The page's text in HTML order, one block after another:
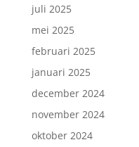
juli 2025
mei 2025
februari 2025
januari 2025
december 2024
november 2024
oktober 2024